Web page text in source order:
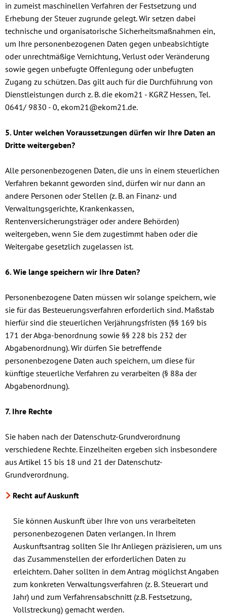
in zumeist maschinellen Verfahren der Festsetzung und
Erhebung der Steuer zugrunde gelegt. Wir setzen dabei
technische und organisatorische Sicherheitsmaßnahmen ein,
um Ihre personenbezogenen Daten gegen unbeabsichtigte
oder unrechtmäßige Vernichtung, Verlust oder Veränderung
sowie gegen unbefugte Offenlegung oder unbefugten
Zugang zu schützen. Das gilt auch für die Durchführung von
Dienstleistungen durch z. B. die ekom21 - KGRZ Hessen, Tel.
0641/ 9830 - 0, ekom21@ekom21.de.
5. Unter welchen Voraussetzungen dürfen wir Ihre Daten an
Dritte weitergeben?
Alle personenbezogenen Daten, die uns in einem steuerlichen
Verfahren bekannt geworden sind, dürfen wir nur dann an
andere Personen oder Stellen (z. B. an Finanz- und
Verwaltungsgerichte, Krankenkassen,
Rentenversicherungsträger oder andere Behörden)
weitergeben, wenn Sie dem zugestimmt haben oder die
Weitergabe gesetzlich zugelassen ist.
6. Wie lange speichern wir Ihre Daten?
Personenbezogene Daten müssen wir solange speichern, wie
sie für das Besteuerungsverfahren erforderlich sind. Maßstab
hierfür sind die steuerlichen Verjährungsfristen (§§ 169 bis
171 der Abga-benordnung sowie §§ 228 bis 232 der
Abgabenordnung). Wir dürfen Sie betreffende
personenbezogene Daten auch speichern, um diese für
künftige steuerliche Verfahren zu verarbeiten (§ 88a der
Abgabenordnung).
7. Ihre Rechte
Sie haben nach der Datenschutz-Grundverordnung
verschiedene Rechte. Einzelheiten ergeben sich insbesondere
aus Artikel 15 bis 18 und 21 der Datenschutz-
Grundverordnung.
Recht auf Auskunft
Sie können Auskunft über Ihre von uns verarbeiteten
personenbezogenen Daten verlangen. In Ihrem
Auskunftsantrag sollten Sie Ihr Anliegen präzisieren, um uns
das Zusammenstellen der erforderlichen Daten zu
erleichtern. Daher sollten in dem Antrag möglichst Angaben
zum konkreten Verwaltungsverfahren (z. B. Steuerart und
Jahr) und zum Verfahrensabschnitt (z.B. Festsetzung,
Vollstreckung) gemacht werden.